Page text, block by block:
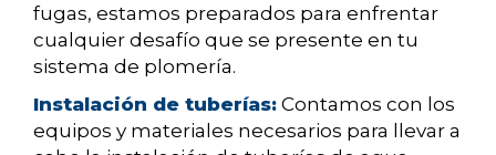
fugas, estamos preparados para enfrentar
cualquier desafío que se presente en tu
sistema de plomería.
Instalación de tuberías: Contamos con los
equipos y materiales necesarios para llevar a